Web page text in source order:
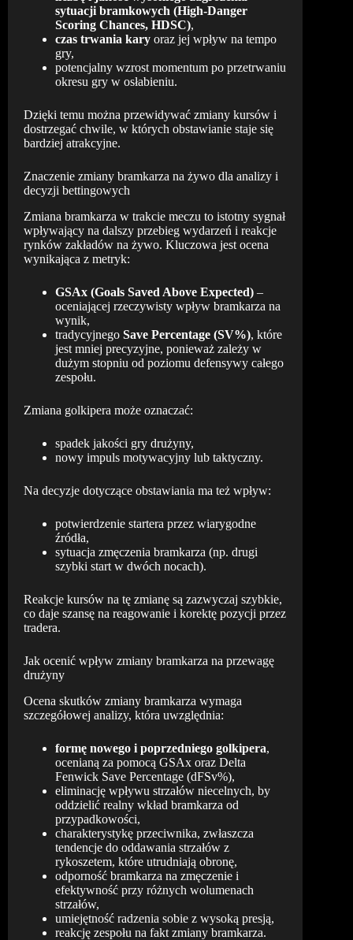
sytuacji bramkowych (High-Danger
Scoring Chances, HDSC),
czas trwania kary oraz jej wpływ na tempo
gry,
potencjalny wzrost momentum po przetrwaniu
okresu gry w osłabieniu.
Dzięki temu można przewidywać zmiany kursów i
dostrzegać chwile, w których obstawianie staje się
bardziej atrakcyjne.
Znaczenie zmiany bramkarza na żywo dla analizy i
decyzji bettingowych
Zmiana bramkarza w trakcie meczu to istotny sygnał
wpływający na dalszy przebieg wydarzeń i reakcje
rynków zakładów na żywo. Kluczowa jest ocena
wynikająca z metryk:
GSAx (Goals Saved Above Expected) –
oceniającej rzeczywisty wpływ bramkarza na
wynik,
tradycyjnego Save Percentage (SV%), które
jest mniej precyzyjne, ponieważ zależy w
dużym stopniu od poziomu defensywy całego
zespołu.
Zmiana golkipera może oznaczać:
spadek jakości gry drużyny,
nowy impuls motywacyjny lub taktyczny.
Na decyzje dotyczące obstawiania ma też wpływ:
potwierdzenie startera przez wiarygodne
źródła,
sytuacja zmęczenia bramkarza (np. drugi
szybki start w dwóch nocach).
Reakcje kursów na tę zmianę są zazwyczaj szybkie,
co daje szansę na reagowanie i korektę pozycji przez
tradera.
Jak ocenić wpływ zmiany bramkarza na przewagę
drużyny
Ocena skutków zmiany bramkarza wymaga
szczegółowej analizy, która uwzględnia:
formę nowego i poprzedniego golkipera,
ocenianą za pomocą GSAx oraz Delta
Fenwick Save Percentage (dFSv%),
eliminację wpływu strzałów niecelnych, by
oddzielić realny wkład bramkarza od
przypadkowości,
charakterystykę przeciwnika, zwłaszcza
tendencje do oddawania strzałów z
rykoszetem, które utrudniają obronę,
odporność bramkarza na zmęczenie i
efektywność przy różnych wolumenach
strzałów,
umiejętność radzenia sobie z wysoką presją,
reakcję zespołu na fakt zmiany bramkarza.